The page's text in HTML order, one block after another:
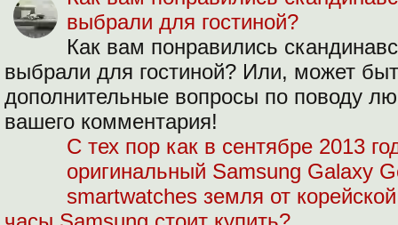
выбрали для гостиной?
Как вам понравились
выбрали для гостиной? Или, может
дополнительные вопросы по поводу
вашего комментария!
С тех пор как в сентябре 2013
оригинальный Samsung Galaxy
smartwatches земля от